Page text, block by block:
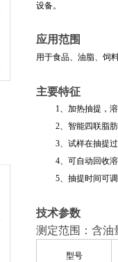
设备。
应用范围
用于食品、油脂、饲
主要特征
1、加热抽提，
2、智能四联脂
3、试样在抽提
4、可自动回收
5、抽提时间可
技术参数
测定范围：含油
型号